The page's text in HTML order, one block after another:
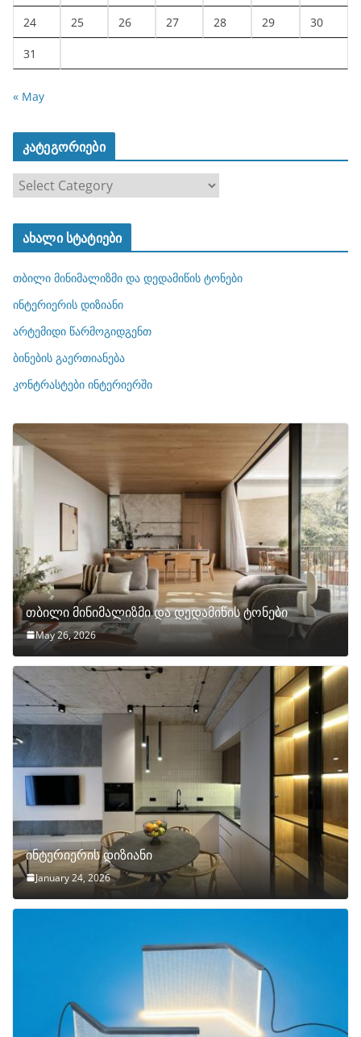
24 25 26 27 28 29 30
31
« May
კატეგორიები
ტ
ო
რ
ბ
ი
ახალი სტატიები
თბილი მინიმალიზმი და დედამიწის ტონები
ინტერიერის დიზიანი
არტემიდი წარმოგიდგენთ
ბინების გაერთიანება
კონტრასტები ინტერიერში
თბილი მინიმალიზმი და დედამიწის ტონები
May 26, 2026
ინტერიერის დიზიანი
January 24, 2026